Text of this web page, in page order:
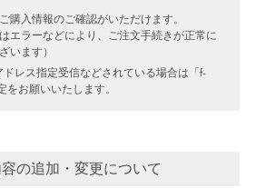
購入情報のご確認がいただけます。
エラーなどにより、ご注文手続きが正常に
います）
ドレス指定受信などされている場合は「f-
をお願いいたします。
の追加・変更について